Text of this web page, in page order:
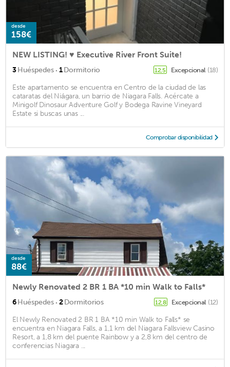
desde
158€
NEW LISTING! ♥ Executive River Front Suite!
3Huéspedes · 1Dormitorio 12,5 Excepcional (18)
Este apartamento se encuentra en Centro de la ciudad de las
cataratas del Niágara, un barrio de Niagara Falls. Acércate a
Minigolf Dinosaur Adventure Golf y Bodega Ravine Vineyard
Estate si buscas unas ...
Comprobar disponibilidad
desde
88€
Newly Renovated 2 BR 1 BA *10 min Walk to Falls*
6Huéspedes · 2Dormitorios 12,8 Excepcional (12)
El Newly Renovated 2 BR 1 BA *10 min Walk to Falls* se
encuentra en Niagara Falls, a 1,1 km del Niagara Fallsview Casino
Resort, a 1,8 km del puente Rainbow y a 2,8 km del centro de
conferencias Niagara ...